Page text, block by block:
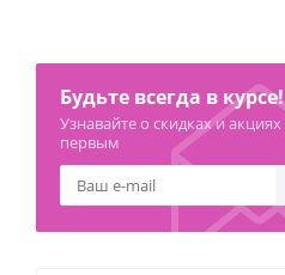
Будьте всегда в курсе!
Узнавайте о скидках и акциях
первым